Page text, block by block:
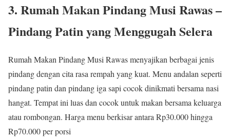
3. Rumah Makan Pindang Musi Rawas –
Pindang Patin yang Menggugah Selera
Rumah Makan Pindang Musi Rawas menyajikan berbagai jenis
pindang dengan cita rasa rempah yang kuat. Menu andalan seperti
pindang patin dan pindang iga sapi cocok dinikmati bersama nasi
hangat. Tempat ini luas dan cocok untuk makan bersama keluarga
atau rombongan. Harga menu berkisar antara Rp30.000 hingga
Rp70.000 per porsi